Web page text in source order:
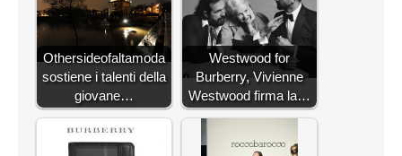
Othersideofaltamoda
sostiene i talenti della
giovane…
Westwood for
Burberry, Vivienne
Westwood firma la…